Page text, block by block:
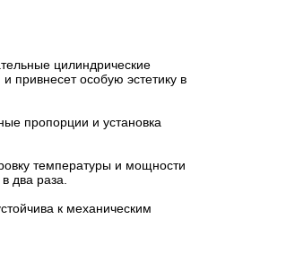
цилиндрические
привнесет особую эстетику в
пропорции и установка
температуры и мощности
два раза.
к механическим